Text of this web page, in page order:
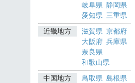
岐阜県 静岡県
愛知県 三重県
近畿地方 滋賀県 京都府
大阪府 兵庫県
奈良県
和歌山県
中国地方 鳥取県 島根県